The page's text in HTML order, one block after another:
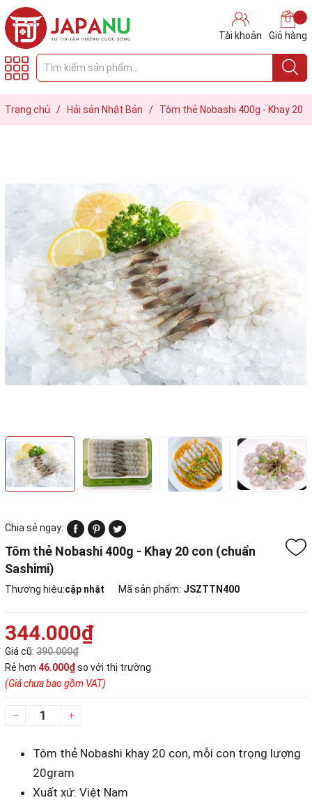
Tài khoản Giỏ hàng
Trang chủ / Hải sản Nhật Bản /
Tôm thẻ Nobashi 400g - Khay 20
con (chuẩn Sashimi)
Chia sẻ ngay:
Tôm thẻ Nobashi 400g - Khay 20 con (chuẩn
Sashimi)
Thương hiệu:cập nhật Mã sản phẩm: JSZTTN400
344.000₫
Giá cũ: 390.000₫
Rẻ hơn 46.000₫so với thị trường
(Giá chưa bao gồm VAT)
– +
Tôm thẻ Nobashi khay 20 con, mỗi con trọng lượng
20gram
Xuất xứ: Việt Nam